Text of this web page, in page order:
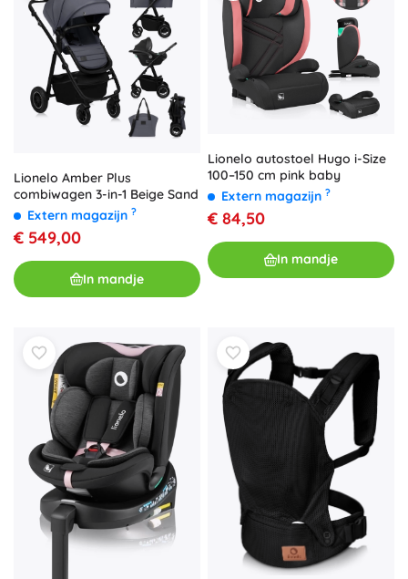
Lionelo Amber Plus
combiwagen 3-in-1 Beige Sand
Extern magazijn ?
€ 549,00
In mandje
Lionelo autostoel Hugo i-Size
100–150 cm pink baby
Extern magazijn ?
€ 84,50
In mandje